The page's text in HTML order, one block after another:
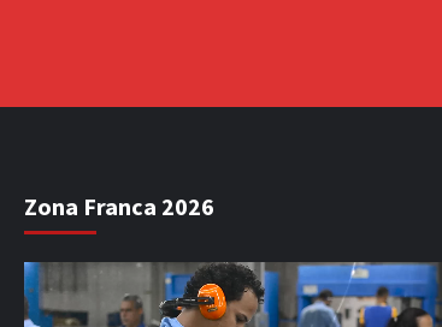
Zona Franca 2026
Reproductor
de